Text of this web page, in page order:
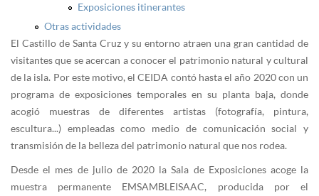
Exposiciones itinerantes
Otras actividades
El Castillo de Santa Cruz y su entorno atraen una gran cantidad de
visitantes que se acercan a conocer el patrimonio natural y cultural
de la isla. Por este motivo, el CEIDA contó hasta el año 2020 con un
programa de exposiciones temporales en su planta baja, donde
acogió muestras de diferentes artistas (fotografía, pintura,
escultura...) empleadas como medio de comunicación social y
transmisión de la belleza del patrimonio natural que nos rodea.
Desde el mes de julio de 2020 la Sala de Exposiciones acoge la
muestra permanente EMSAMBLEISAAC, producida por el